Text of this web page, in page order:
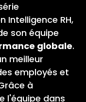
Intelligence RH,
son équipe
globale.
meilleur
employés et
à
l'équipe dans